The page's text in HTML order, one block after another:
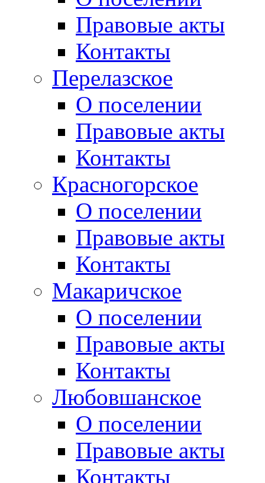
Правовые акты
Контакты
Перелазское
О поселении
Правовые акты
Контакты
Красногорское
О поселении
Правовые акты
Контакты
Макаричское
О поселении
Правовые акты
Контакты
Любовшанское
О поселении
Правовые акты
Контакты